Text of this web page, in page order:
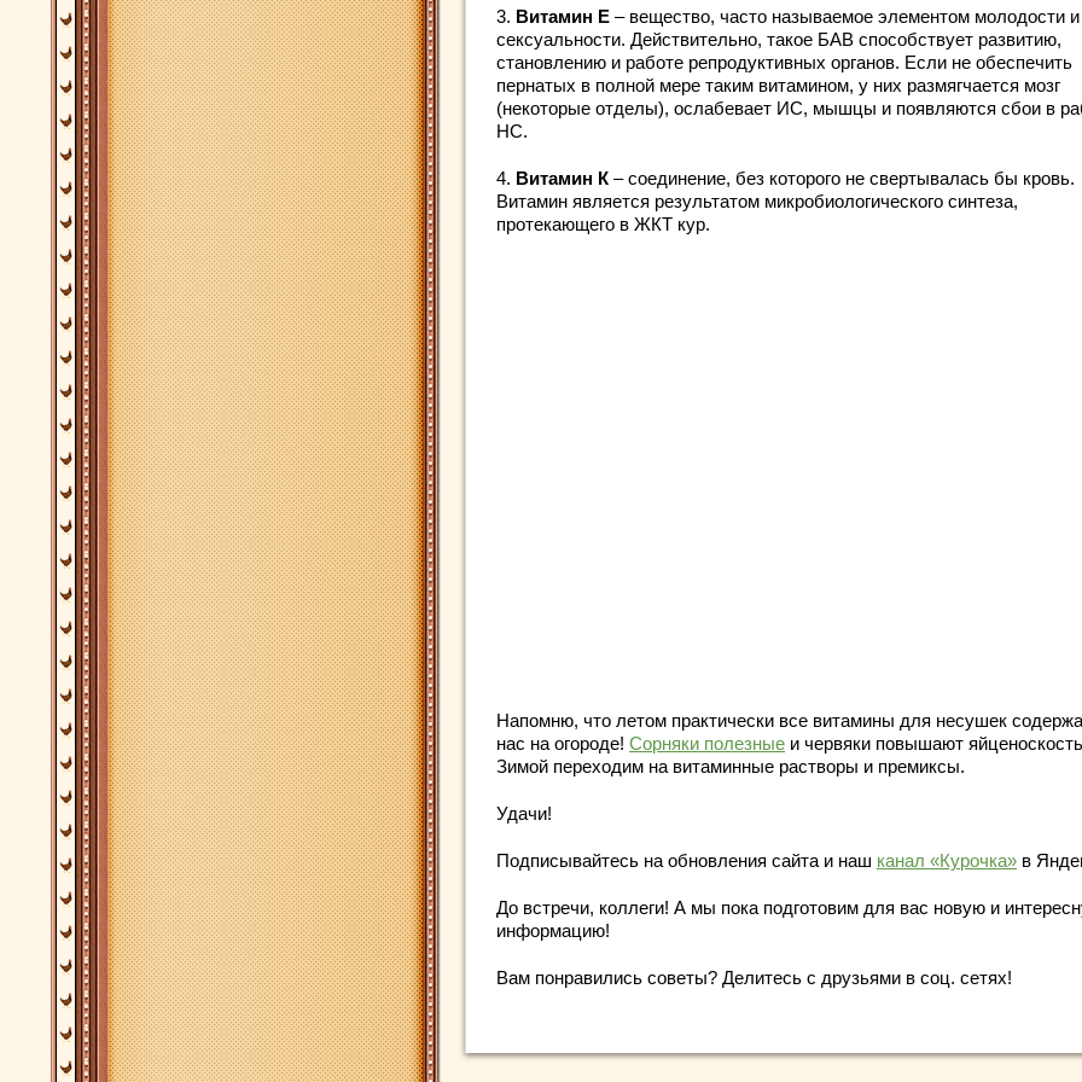
3. Витамин Е – вещество, часто называемое элементом молодости и
сексуальности. Действительно, такое БАВ способствует развитию,
становлению и работе репродуктивных органов. Если не обеспечить
пернатых в полной мере таким витамином, у них размягчается мозг
(некоторые отделы), ослабевает ИС, мышцы и появляются сбои в
НС.
4. Витамин К – соединение, без которого не свертывалась бы кровь.
Витамин является результатом микробиологического синтеза,
протекающего в ЖКТ кур.
Напомню, что летом практически все витамины для несушек
нас на огороде! Сорняки полезные и червяки повышают
Зимой переходим на витаминные растворы и премиксы.
Удачи!
Подписывайтесь на обновления сайта и наш канал «Курочка» в
До встречи, коллеги! А мы пока подготовим для вас новую и
информацию!
Вам понравились советы? Делитесь с друзьями в соц. сетях!